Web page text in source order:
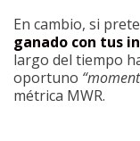
En cambio, si
ganado con tus
largo del tiempo
oportuno
métrica MWR.